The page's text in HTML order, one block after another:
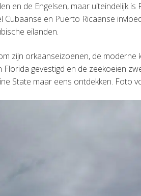
en de Engelsen, maar uiteindelijk is
Cubaanse en Puerto Ricaanse
eilanden.
zijn orkaanseizoenen, de
Florida gevestigd en de zeekoeien
State maar eens ontdekken. Foto